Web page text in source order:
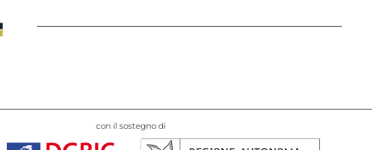
con il sostegno di